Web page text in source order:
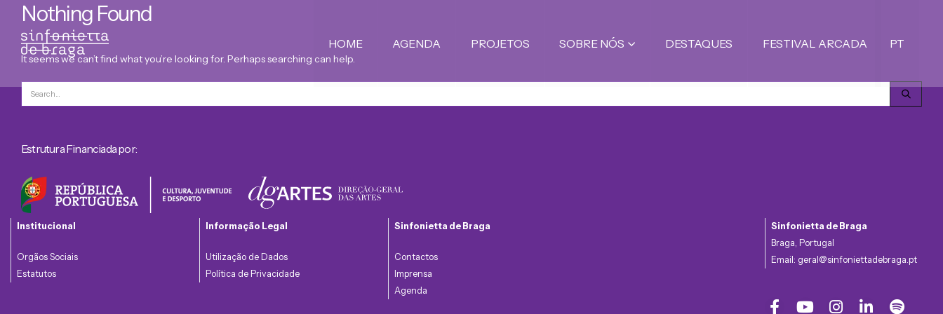
HOME AGENDA PROJETOS SOBRE NÓS DESTAQUES FESTIVAL ARCADA PT
Nothing Found
It seems we can’t find what you’re looking for. Perhaps searching can help.
Estrutura Financiada por:
Institucional
Orgãos Sociais
Estatutos
Informação Legal
Utilização de Dados
Política de Privacidade
Sinfonietta de Braga
Contactos
Imprensa
Agenda
Sinfonietta de Braga
Braga, Portugal
Email: geral@sinfoniettadebraga.pt